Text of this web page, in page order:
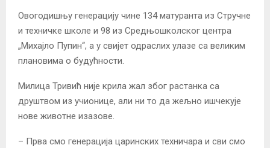
Овогодишњу генерацију чине 134 матуранта из Стручне
и техничке школе и 98 из Средњошколског центра
„Михајло Пупин“, а у свијет одраслих улазе са великим
плановима о будућности.
Милица Тривић није крила жал због растанка са
друштвом из учионице, али ни то да жељно ишчекује
нове животне изазове.
– Прва смо генерација царинских техничара и сви смо